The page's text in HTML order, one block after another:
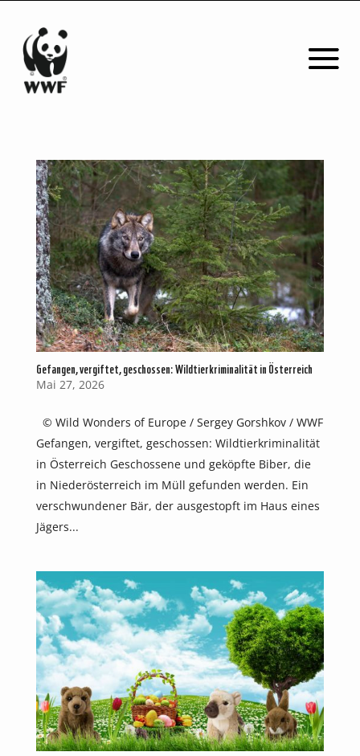
Gefangen, vergiftet, geschossen: Wildtierkriminalität in Österreich
Mai 27, 2026
© Wild Wonders of Europe / Sergey Gorshkov / WWF
Gefangen, vergiftet, geschossen: Wildtierkriminalität
in Österreich Geschossene und geköpfte Biber, die
in Niederösterreich im Müll gefunden werden. Ein
verschwundener Bär, der ausgestopft im Haus eines
Jägers...